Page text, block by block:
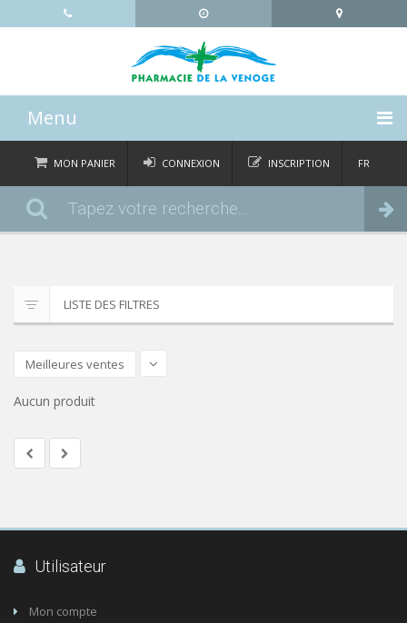
Menu
ACCUEIL
CATÉGORIES
CONTACT
MON PANIER
Commander
CONNEXION INSCRIPTION FR
LISTE DES FILTRES
Meilleures ventes
Aucun produit
Utilisateur
Mon compte